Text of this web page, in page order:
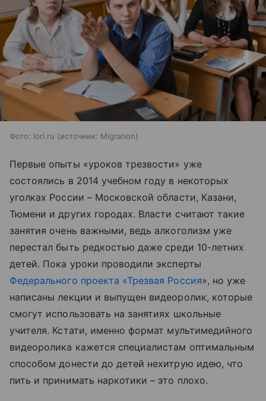
Фото: lori.ru источник: Migration
Первые опыты «уроков трезвости» уже
состоялись в 2014 учебном году в некоторых
уголках России – Московской области, Казани,
Тюмени и других городах. Власти считают такие
занятия очень важными, ведь алкоголизм уже
перестал быть редкостью даже среди 10-летних
детей. Пока уроки проводили эксперты
Федерального проекта «Трезвая Россия», но уже
написаны лекции и выпущен видеоролик, которые
смогут использовать на занятиях школьные
учителя. Кстати, именно формат мультимедийного
видеоролика кажется специалистам оптимальным
способом донести до детей нехитрую идею, что
пить и принимать наркотики – это плохо.